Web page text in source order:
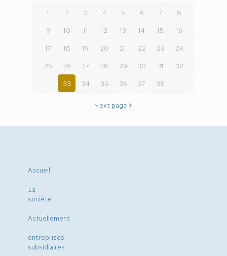
1 2 3 4 5 6 7 8
9 10 11 12 13 14 15 16
17 18 19 20 21 22 23 24
25 26 27 28 29 30 31 32
33 34 35 36 37 38
Next page
Accueil
La
société
Actuellement
entreprises
subsidiaires